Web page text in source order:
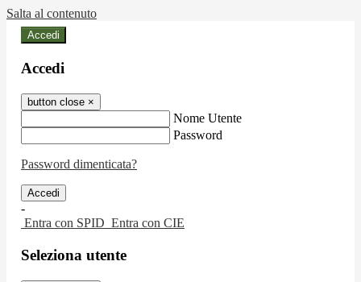
Salta al contenuto
Accedi
Accedi
button close ×
Nome Utente
Password
Password dimenticata?
-
Entra con SPID Entra con CIE
Seleziona utente